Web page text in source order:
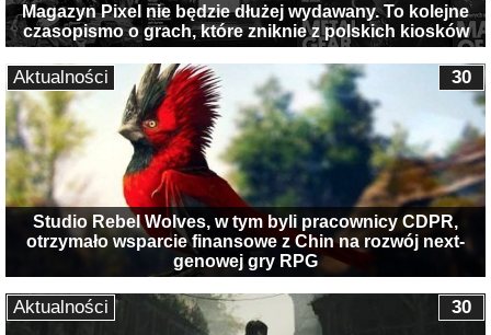
Magazyn Pixel nie będzie dłużej wydawany. To kolejne
czasopismo o grach, które zniknie z polskich kiosków
Studio Rebel Wolves, w tym byli pracownicy CDPR,
otrzymało wsparcie finansowe z Chin na rozwój next-
genowej gry RPG
30
Aktualności
30
Aktualności